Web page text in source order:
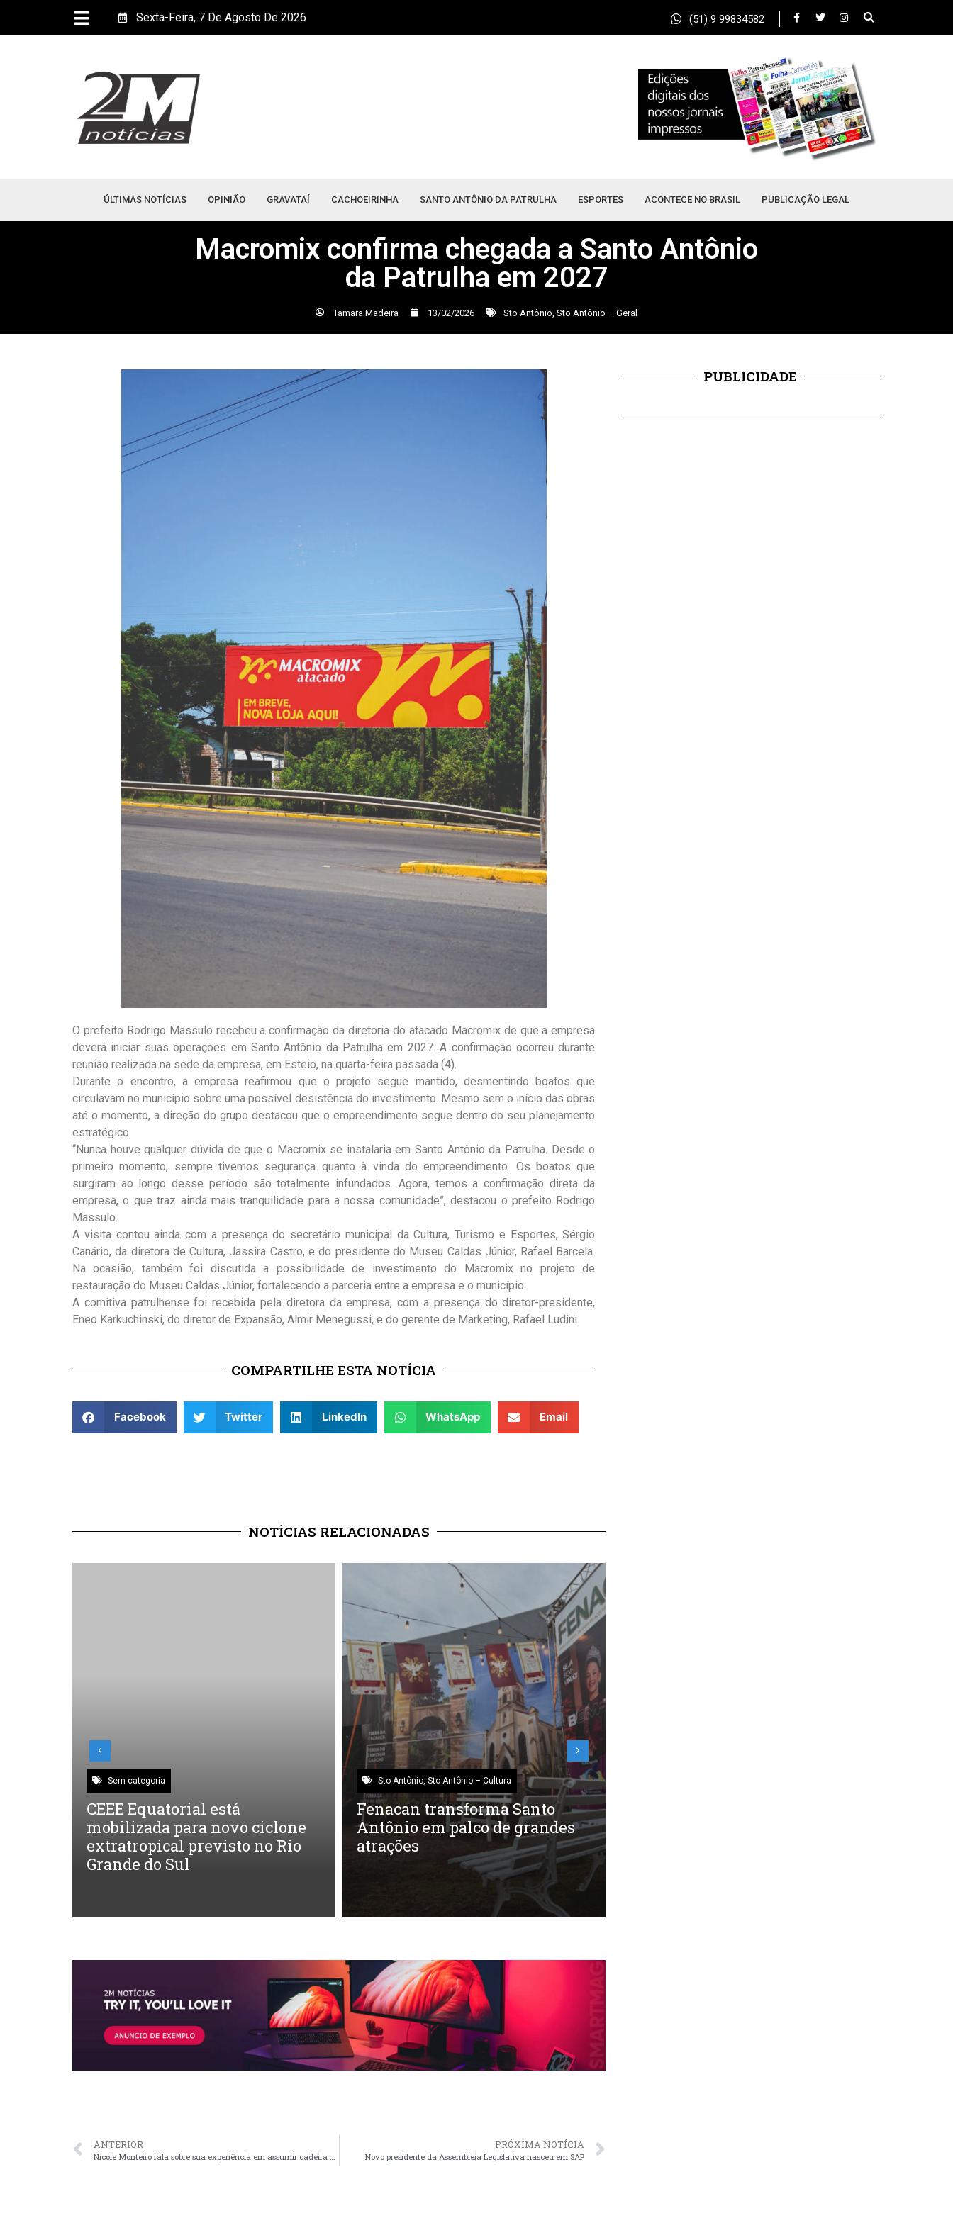
Sexta-Feira, 7 De Agosto De 2026 (51) 9 99834582
ÚLTIMAS NOTÍCIAS OPINIÃO GRAVATAÍ CACHOEIRINHA SANTO ANTÔNIO DA PATRULHA ESPORTES ACONTECE NO BRASIL PUBLICAÇÃO LEGAL
Macromix confirma chegada a Santo Antônio
da Patrulha em 2027
Tamara Madeira 13/02/2026 Sto Antônio Sto Antônio – Geral
O prefeito Rodrigo Massulo recebeu a confirmação da diretoria do atacado Macromix de que a empresa
deverá iniciar suas operações em Santo Antônio da Patrulha em 2027. A confirmação ocorreu durante
reunião realizada na sede da empresa, em Esteio, na quarta-feira passada (4).
Durante o encontro, a empresa reafirmou que o projeto segue mantido, desmentindo boatos que
circulavam no município sobre uma possível desistência do investimento. Mesmo sem o início das obras
até o momento, a direção do grupo destacou que o empreendimento segue dentro do seu planejamento
estratégico.
“Nunca houve qualquer dúvida de que o Macromix se instalaria em Santo Antônio da Patrulha. Desde o
primeiro momento, sempre tivemos segurança quanto à vinda do empreendimento. Os boatos que
surgiram ao longo desse período são totalmente infundados. Agora, temos a confirmação direta da
empresa, o que traz ainda mais tranquilidade para a nossa comunidade”, destacou o prefeito Rodrigo
Massulo.
A visita contou ainda com a presença do secretário municipal da Cultura, Turismo e Esportes, Sérgio
Canário, da diretora de Cultura, Jassira Castro, e do presidente do Museu Caldas Júnior, Rafael Barcela.
Na ocasião, também foi discutida a possibilidade de investimento do Macromix no projeto de
restauração do Museu Caldas Júnior, fortalecendo a parceria entre a empresa e o município.
A comitiva patrulhense foi recebida pela diretora da empresa, com a presença do diretor-presidente,
Eneo Karkuchinski, do diretor de Expansão, Almir Menegussi, e do gerente de Marketing, Rafael Ludini.
COMPARTILHE ESTA NOTÍCIA
Facebook Twitter LinkedIn WhatsApp Email
NOTÍCIAS RELACIONADAS
Sem categoria
CEEE Equatorial está
mobilizada para novo ciclone
extratropical previsto no Rio
Grande do Sul
Sto Antônio, Sto Antônio – Cultura
Fenacan transforma Santo
Antônio em palco de grandes
atrações
ANTERIOR
Nicole Monteiro fala sobre sua experiência em assumir cadeira na Câmara
PRÓXIMA NOTÍCIA
Novo presidente da Assembleia Legislativa nasceu em SAP
PUBLICIDADE